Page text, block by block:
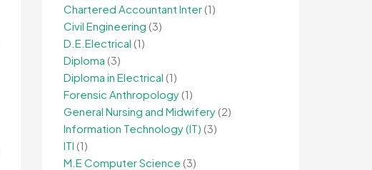
Chartered Accountant Inter (1)
Civil Engineering (3)
D.E.Electrical (1)
Diploma (3)
Diploma in Electrical (1)
Forensic Anthropology (1)
General Nursing and Midwifery (2)
Information Technology (IT) (3)
ITI (1)
M.E Computer Science (3)